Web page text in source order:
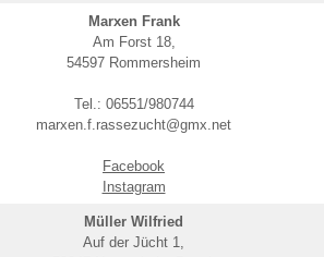
Marxen Frank
Am Forst 18,
54597 Rommersheim
Tel.: 06551/980744
marxen.f.rassezucht@gmx.net
Facebook
Instagram
Müller Wilfried
Auf der Jücht 1,